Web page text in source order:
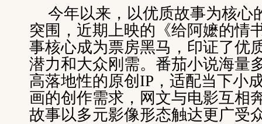
今年以来，以优质故事为核心
突围，近期上映的《给阿嬷的情
事核心成为票房黑马，印证了优
潜力和大众刚需。番茄小说海量
高落地性的原创IP，适配当下小
画的创作需求，网文与电影互相
故事以多元影像形态触达更广受